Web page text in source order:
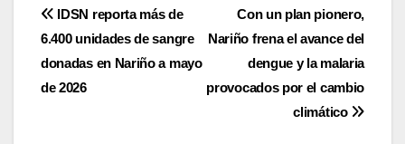
Navegación
de
entradas
Con un plan pionero,
Nariño frena el avance del
dengue y la malaria
provocados por el cambio
climático
IDSN reporta más de
6.400 unidades de sangre
donadas en Nariño a mayo
de 2026